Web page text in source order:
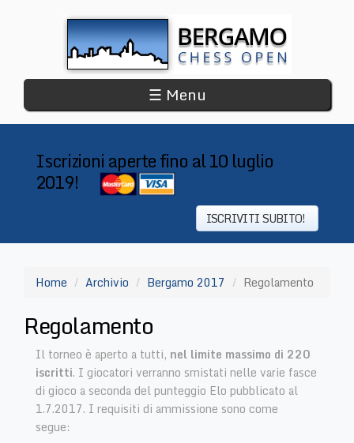
☰ Menu
Iscrizioni aperte fino al 10 luglio
2019!
ISCRIVITI SUBITO!
Home Archivio Bergamo 2017 Regolamento
Regolamento
Il torneo è aperto a tutti, nel limite massimo di 220
iscritti. I giocatori verranno smistati nelle varie fasce
di gioco a seconda del punteggio Elo pubblicato al
1.7.2017. I requisiti di ammissione sono come
segue: